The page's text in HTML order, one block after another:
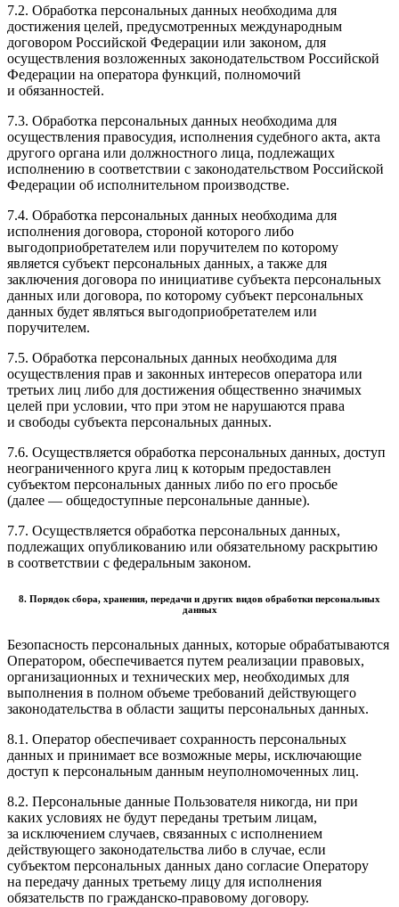
7.2. Обработка персональных данных необходима для
достижения целей, предусмотренных международным
договором Российской Федерации или законом, для
осуществления возложенных законодательством Российской
Федерации на оператора функций, полномочий
и обязанностей.
7.3. Обработка персональных данных необходима для
осуществления правосудия, исполнения судебного акта, акта
другого органа или должностного лица, подлежащих
исполнению в соответствии с законодательством Российской
Федерации об исполнительном производстве.
7.4. Обработка персональных данных необходима для
исполнения договора, стороной которого либо
выгодоприобретателем или поручителем по которому
является субъект персональных данных, а также для
заключения договора по инициативе субъекта персональных
данных или договора, по которому субъект персональных
данных будет являться выгодоприобретателем или
поручителем.
7.5. Обработка персональных данных необходима для
осуществления прав и законных интересов оператора или
третьих лиц либо для достижения общественно значимых
целей при условии, что при этом не нарушаются права
и свободы субъекта персональных данных.
7.6. Осуществляется обработка персональных данных, доступ
неограниченного круга лиц к которым предоставлен
субъектом персональных данных либо по его просьбе
(далее — общедоступные персональные данные).
7.7. Осуществляется обработка персональных данных,
подлежащих опубликованию или обязательному раскрытию
в соответствии с федеральным законом.
8. Порядок сбора, хранения, передачи и других видов обработки персональных
данных
Безопасность персональных данных, которые обрабатываются
Оператором, обеспечивается путем реализации правовых,
организационных и технических мер, необходимых для
выполнения в полном объеме требований действующего
законодательства в области защиты персональных данных.
8.1. Оператор обеспечивает сохранность персональных
данных и принимает все возможные меры, исключающие
доступ к персональным данным неуполномоченных лиц.
8.2. Персональные данные Пользователя никогда, ни при
каких условиях не будут переданы третьим лицам,
за исключением случаев, связанных с исполнением
действующего законодательства либо в случае, если
субъектом персональных данных дано согласие Оператору
на передачу данных третьему лицу для исполнения
обязательств по гражданско-правовому договору.